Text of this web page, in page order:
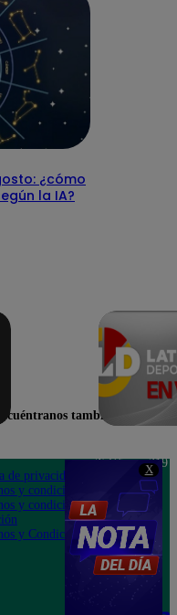
X
¿cómo
la IA?
también en
de privacidad
y condiciones
y condiciones
y Condiciones
Teléfono: 219
Av. San
Felipe 968
Jesús María